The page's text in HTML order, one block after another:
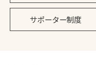
サポーター制度